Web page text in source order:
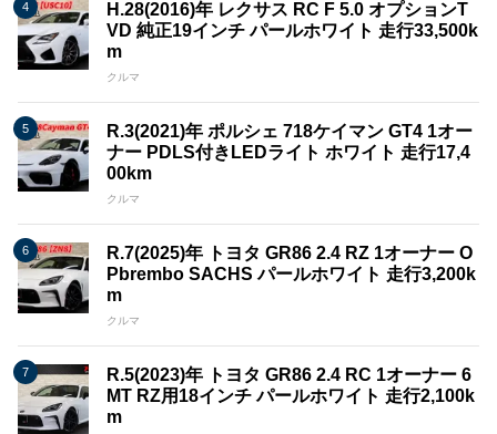
H.28(2016)年 レクサス RC F 5.0 オプションT
VD 純正19インチ パールホワイト 走行33,500k
m
クルマ
R.3(2021)年 ポルシェ 718ケイマン GT4 1オー
ナー PDLS付きLEDライト ホワイト 走行17,4
00km
クルマ
R.7(2025)年 トヨタ GR86 2.4 RZ 1オーナー O
Pbrembo SACHS パールホワイト 走行3,200k
m
クルマ
R.5(2023)年 トヨタ GR86 2.4 RC 1オーナー 6
MT RZ用18インチ パールホワイト 走行2,100k
m